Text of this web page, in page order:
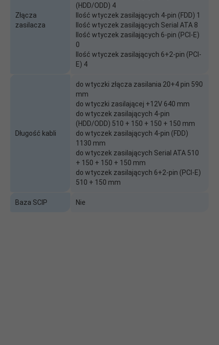
Złącza
zasilacza
(HDD/ODD) 4
Ilość wtyczek zasilających 4-pin (FDD) 1
Ilość wtyczek zasilających Serial ATA 8
Ilość wtyczek zasilających 6-pin (PCI-E)
0
Ilość wtyczek zasilających 6+2-pin (PCI-
E) 4
Długość kabli
do wtyczki złącza zasilania 20+4 pin 590
mm
do wtyczki zasilającej +12V 640 mm
do wtyczek zasilających 4-pin
(HDD/ODD) 510 + 150 + 150 + 150 mm
do wtyczek zasilających 4-pin (FDD)
1130 mm
do wtyczek zasilających Serial ATA 510
+ 150 + 150 + 150 mm
do wtyczek zasilających 6+2-pin (PCI-E)
510 + 150 mm
Baza SCIP Nie